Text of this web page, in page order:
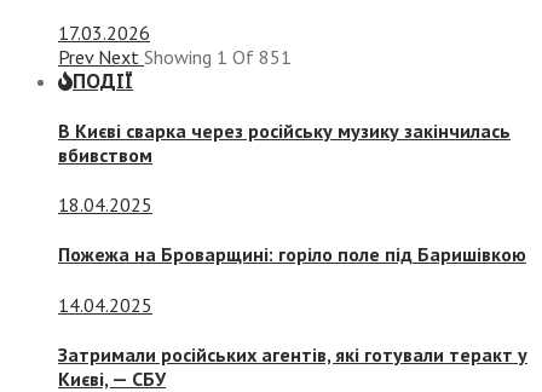
17.03.2026
Prev Next Showing 1 Of 851
ПОДІЇ
В Києві сварка через російську музику закінчилась
вбивством
18.04.2025
Пожежа на Броварщині: горіло поле під Баришівкою
14.04.2025
Затримали російських агентів, які готували теракт у
Києві, — СБУ